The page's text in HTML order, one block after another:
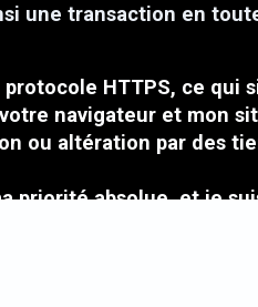
une transaction en
HTTPS, ce qui
navigateur et mon
ou altération par des
priorité absolue, et je